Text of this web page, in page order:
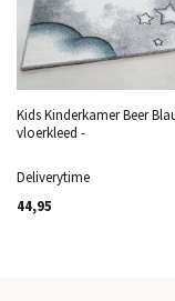
Kids Kinderkamer Beer
vloerkleed -
Deliverytime
44,95